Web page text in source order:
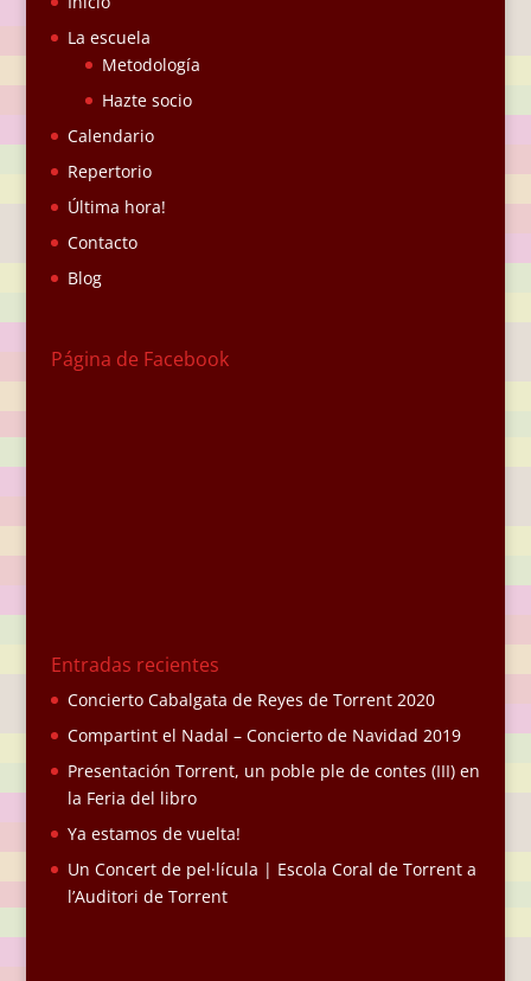
La escuela
Metodología
Hazte socio
Calendario
Repertorio
Última hora!
Contacto
Blog
Página de Facebook
Entradas recientes
Concierto Cabalgata de Reyes de Torrent 2020
Compartint el Nadal – Concierto de Navidad 2019
Presentación Torrent, un poble ple de contes (III) en
la Feria del libro
Ya estamos de vuelta!
Un Concert de pel·lícula | Escola Coral de Torrent a
l’Auditori de Torrent